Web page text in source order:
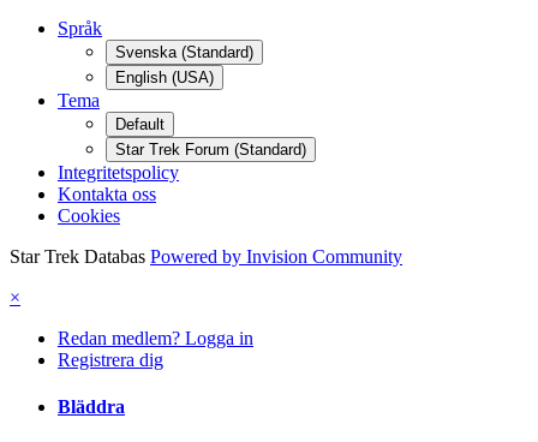
Språk
Svenska (Standard)
English (USA)
Tema
Default
Star Trek Forum (Standard)
Integritetspolicy
Kontakta oss
Cookies
Star Trek Databas Powered by Invision Community
×
Redan medlem? Logga in
Registrera dig
Bläddra